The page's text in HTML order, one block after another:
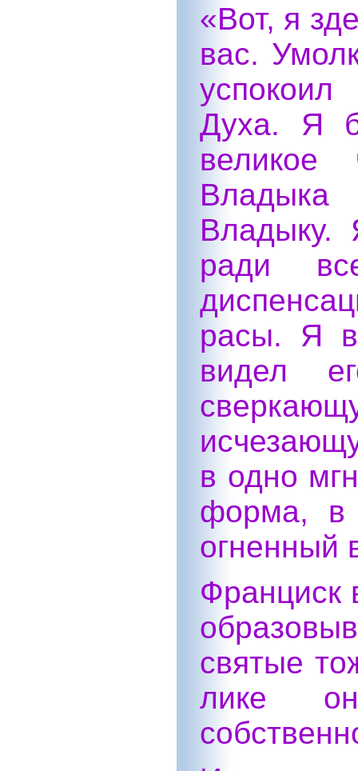
«Вот, я
вас.
Духа. Я
великое
Владыку.
ради
расы. Я
видел
в одно
форма, в
огненный
Франциск
святые
лике